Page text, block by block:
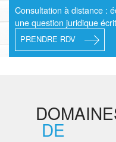
Consultation à distance :
une question juridique
PRENDRE RDV
DE